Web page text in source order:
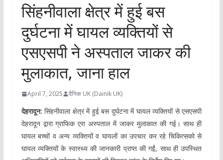
सिंहनीवाला क्षेत्र में हुई बस
दुर्घटना में घायल व्यक्तियों से
एसएसपी ने अस्पताल जाकर की
मुलाकात, जाना हाल
April 7, 2025 दैनिक UK (Dainik UK)
देहरादून:सिंहनीवाला क्षेत्र में हुई बस दुर्घटना में घायल व्यक्तियों से एसएसपी
देहरादून द्वारा ग्राफिक एरा अस्पताल में जाकर मुलाकात की गई। साथ ही
घायल बच्चों व अन्य व्यक्तियों व घायलों का उपचार कर रहे चिकित्सको से
घायल व्यक्तियों के स्वास्थ्य की जानकारी प्राप्त की गईं, साथ ही उपस्थित